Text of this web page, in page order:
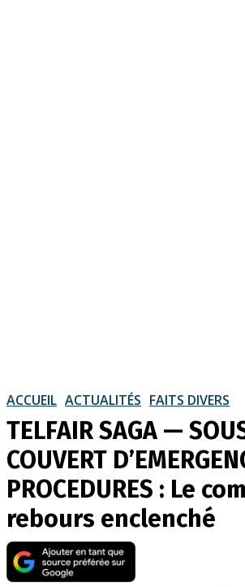
ACCUEIL ACTUALITÉS FAITS DIVERS
TELFAIR SAGA —
COUVERT
PROCEDURES : Le
rebours enclenché